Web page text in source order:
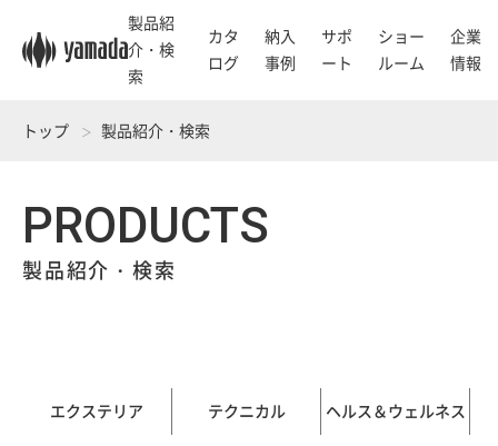
製品紹
介・検
索
カタ
ログ
納入
事例
サポ
ート
ショー
ルーム
企業
情報
トップ 製品紹介・検索
PRODUCTS
製品紹介・検索
エクステリア テクニカル ヘルス＆ウェルネス